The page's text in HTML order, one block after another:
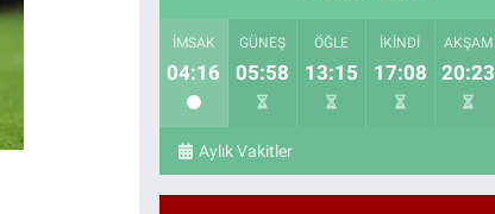
İMSAK
04:16
GÜNEŞ
05:58
ÖĞLE
13:15
İKINDI
17:08
AKŞAM
20:23
Aylık Vakitler